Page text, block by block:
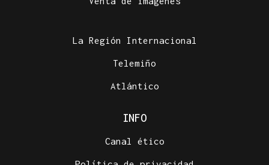
La Región Internacional
Telemiño
Atlántico
INFO
Canal ético